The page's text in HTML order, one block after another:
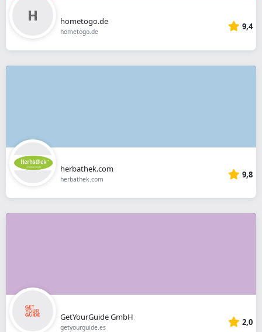
hometogo.de
hometogo.de 9,4
herbathek.com
herbathek.com 9,8
GetYourGuide GmbH
getyourguide.es 2,0